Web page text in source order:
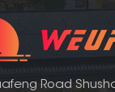
Road